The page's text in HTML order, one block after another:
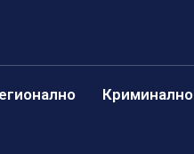
Криминално